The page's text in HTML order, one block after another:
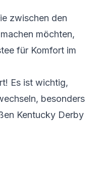
zwischen den
möchten,
für Komfort im
Es ist wichtig,
besonders
Kentucky Derby